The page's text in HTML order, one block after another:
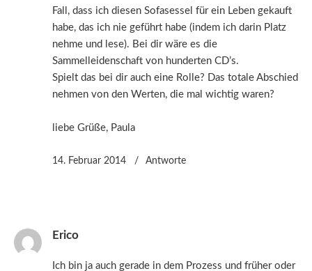
Fall, dass ich diesen Sofasessel für ein Leben gekauft
habe, das ich nie geführt habe (indem ich darin Platz
nehme und lese). Bei dir wäre es die
Sammelleidenschaft von hunderten CD’s.
Spielt das bei dir auch eine Rolle? Das totale Abschied
nehmen von den Werten, die mal wichtig waren?
liebe Grüße, Paula
14. Februar 2014 Antworte
Erico
Ich bin ja auch gerade in dem Prozess und früher oder